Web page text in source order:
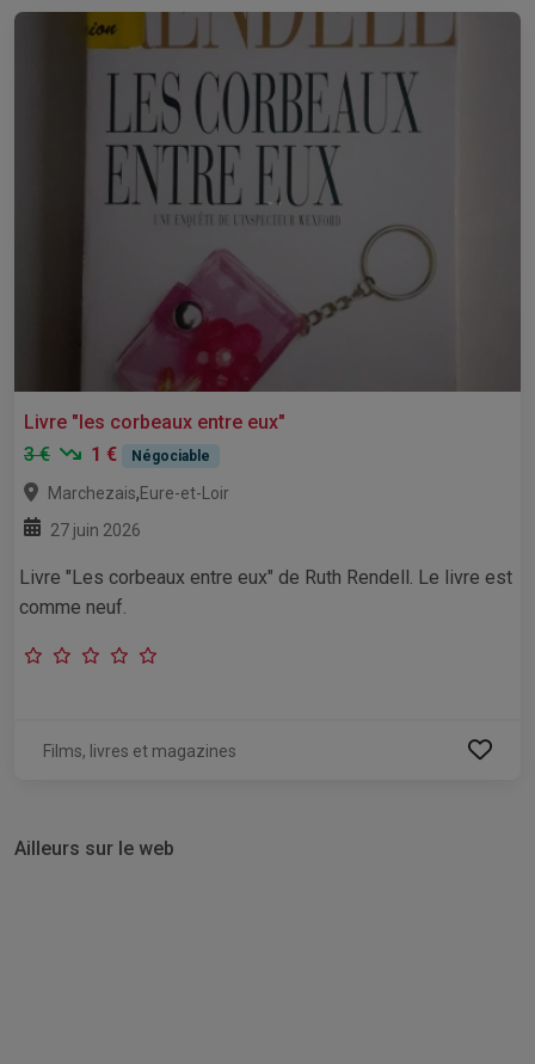
Livre "les corbeaux entre eux"
3 €
1 € Négociable
Marchezais,Eure-et-Loir
27 juin 2026
Livre "Les corbeaux entre eux" de Ruth Rendell. Le livre est
comme neuf.
Films, livres et magazines
Ailleurs sur le web